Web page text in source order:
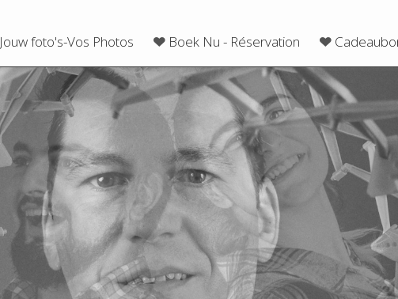
Jouw foto's-Vos Photos Boek Nu - Réservation